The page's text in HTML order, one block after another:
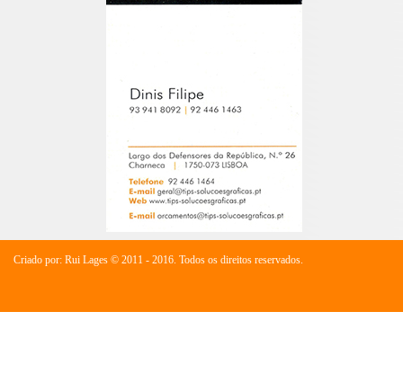
Criado por: Rui Lages © 2011 - 2016. Todos os direitos reservados.